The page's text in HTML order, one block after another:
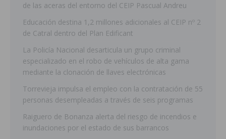
de las aceras del entorno del CEIP Pascual Andreu
Educación destina 1,2 millones adicionales al CEIP nº 2
de Catral dentro del Plan Edificant
La Policía Nacional desarticula un grupo criminal
especializado en el robo de vehículos de alta gama
mediante la clonación de llaves electrónicas
Torrevieja impulsa el empleo con la contratación de 55
personas desempleadas a través de seis programas
Raiguero de Bonanza alerta del riesgo de incendios e
inundaciones por el estado de sus barrancos